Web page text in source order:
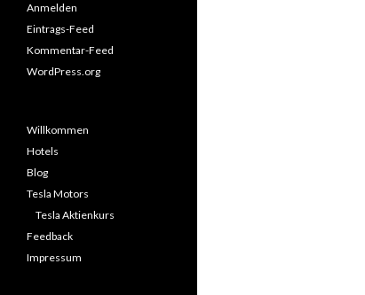
Anmelden
Eintrags-Feed
Kommentar-Feed
WordPress.org
Willkommen
Hotels
Blog
Tesla Motors
Tesla Aktienkurs
Feedback
Impressum